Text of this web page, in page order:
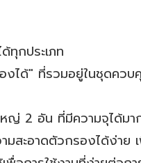
ทุกประเภท
งได้" ที่รวมอยู่ในชุดควบ
ญ่ 2 อัน ที่มีความจุได้มา
มสะอาดตัวกรองได้ง่าย